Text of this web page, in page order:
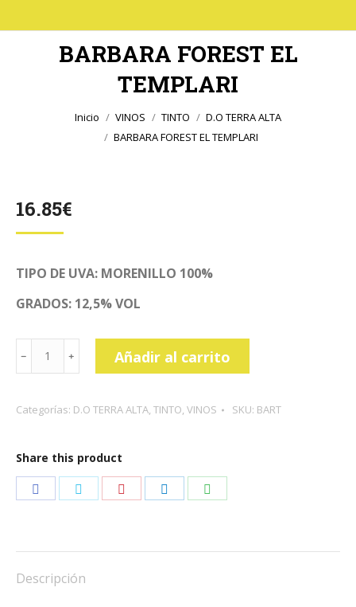
BARBARA FOREST EL
TEMPLARI
Estás aquí:Inicio VINOS TINTO
D.O TERRA ALTA
BARBARA FOREST EL TEMPLARI
16.85€
TIPO DE UVA: MORENILLO 100%
GRADOS: 12,5% VOL
BARBARA
FOREST
TEMPLARI
Añadir al carrito
Categorías: D.O TERRA ALTA, TINTO, VINOS SKU: BART
Share this product
Descripción